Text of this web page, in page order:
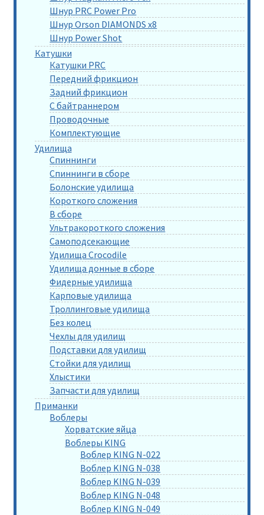
Шнур PRC Power Pro
Шнур Orson DIAMONDS x8
Шнур Power Shot
Катушки
Катушки PRC
Передний фрикцион
Задний фрикцион
С байтраннером
Проводочные
Комплектующие
Удилища
Спиннинги
Спиннинги в сборе
Болонские удилища
Короткого сложения
В сборе
Ультракороткого сложения
Самоподсекающие
Удилища Crocodile
Удилища донные в сборе
Фидерные удилища
Карповые удилища
Троллинговые удилища
Без колец
Чехлы для удилищ
Подставки для удилищ
Стойки для удилищ
Хлыстики
Запчасти для удилищ
Приманки
Воблеры
Хорватские яйца
Воблеры KING
Воблер KING N-022
Воблер KING N-038
Воблер KING N-039
Воблер KING N-048
Воблер KING N-049